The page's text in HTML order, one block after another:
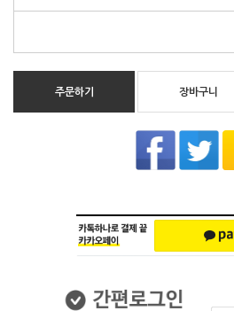
주문하기 장바구니